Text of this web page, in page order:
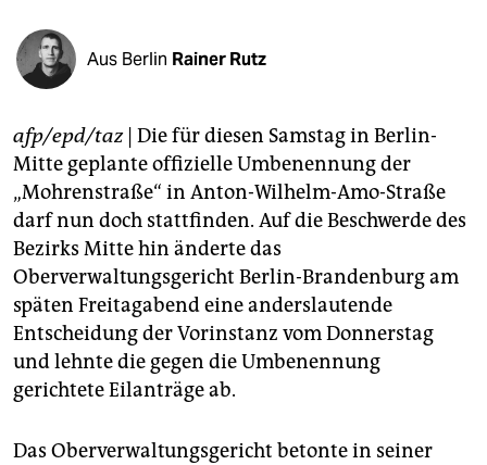
genossenschaft
epaper login
Aus Berlin Rainer Rutz
afp/epd/taz| Die für diesen Samstag in Berlin-
Mitte geplante offizielle Umbenennung der
„Mohrenstraße“ in Anton-Wilhelm-Amo-Straße
darf nun doch stattfinden. Auf die Beschwerde des
Bezirks Mitte hin änderte das
Oberverwaltungsgericht Berlin-Brandenburg am
späten Freitagabend eine anderslautende
Entscheidung der Vorinstanz vom Donnerstag
und lehnte die gegen die Umbenennung
gerichtete Eilanträge ab.
Das Oberverwaltungsgericht betonte in seiner